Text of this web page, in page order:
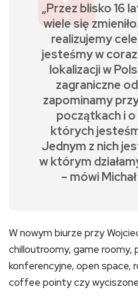
„Przez blisko 16
wiele się
realizujemy
jesteśmy w
lokalizacji w
zagraniczne
zapominamy
początkach i
których
Jednym z nich
w którym
– mówi
W nowym biurze przy
chilloutroomy, game roomy,
konferencyjne, open space,
coffee pointy czy